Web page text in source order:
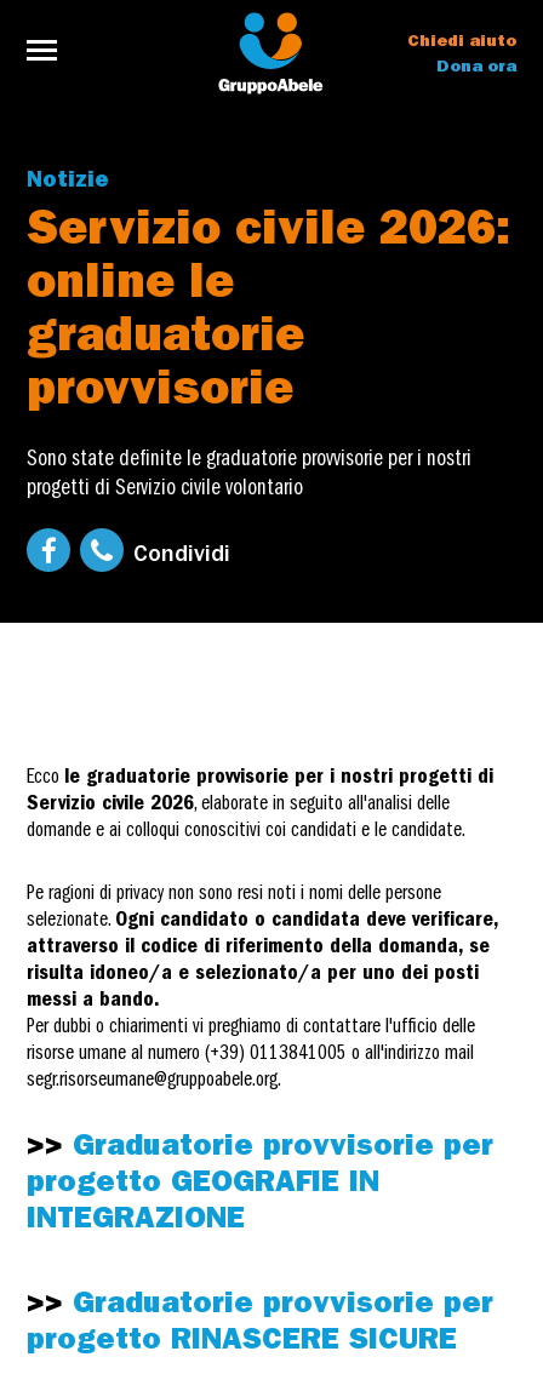
Chiedi aiuto
Dona ora
Notizie
Servizio civile 2026:
online le
graduatorie
provvisorie
Sono state definite le graduatorie provvisorie per i nostri
progetti di Servizio civile volontario
Condividi
Ecco le graduatorie provvisorie per i nostri progetti di
Servizio civile 2026, elaborate in seguito all'analisi delle
domande e ai colloqui conoscitivi coi candidati e le candidate.
Pe ragioni di privacy non sono resi noti i nomi delle persone
selezionate. Ogni candidato o candidata deve verificare,
attraverso il codice di riferimento della domanda, se
risulta idoneo/a e selezionato/a per uno dei posti
messi a bando.
Per dubbi o chiarimenti vi preghiamo di contattare l'ufficio delle
risorse umane al numero (+39) 0113841005 o all'indirizzo mail
segr.risorseumane@gruppoabele.org.
>> Graduatorie provvisorie per
progetto GEOGRAFIE IN
INTEGRAZIONE
>> Graduatorie provvisorie per
progetto RINASCERE SICURE